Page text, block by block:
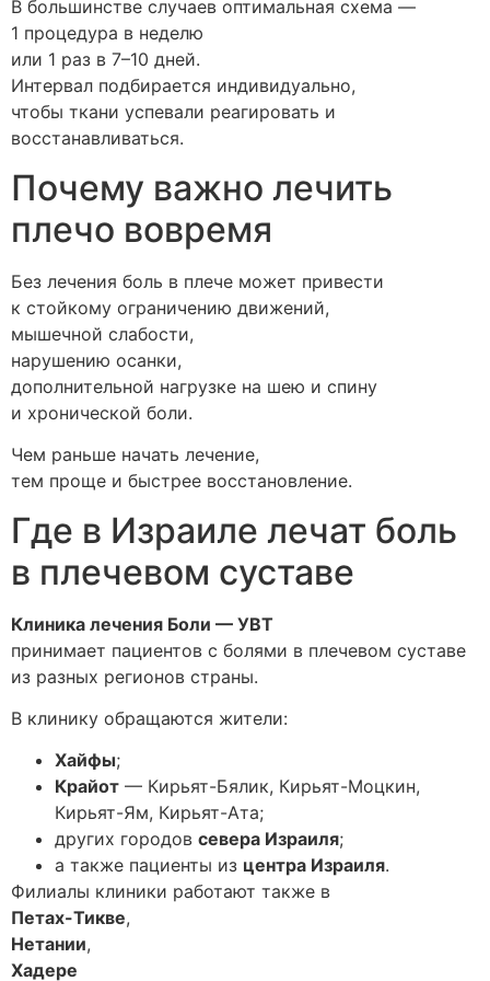
В большинстве случаев оптимальная схема —
1 процедура в неделю
или 1 раз в 7–10 дней.
Интервал подбирается индивидуально,
чтобы ткани успевали реагировать и
восстанавливаться.
Почему важно лечить
плечо вовремя
Без лечения боль в плече может привести
к стойкому ограничению движений,
мышечной слабости,
нарушению осанки,
дополнительной нагрузке на шею и спину
и хронической боли.
Чем раньше начать лечение,
тем проще и быстрее восстановление.
Где в Израиле лечат боль
в плечевом суставе
Клиника лечения Боли — УВТ
принимает пациентов с болями в плечевом суставе
из разных регионов страны.
В клинику обращаются жители:
Хайфы;
Крайот — Кирьят-Бялик, Кирьят-Моцкин,
Кирьят-Ям, Кирьят-Ата;
других городов севера Израиля;
а также пациенты из центра Израиля.
Филиалы клиники работают также в
Петах-Тикве,
Нетании,
Хадере